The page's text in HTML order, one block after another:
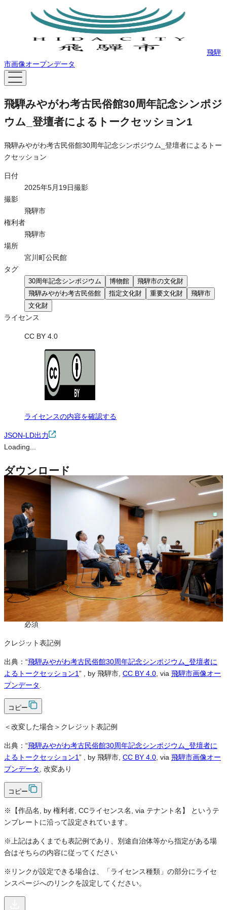
飛騨
市画像オープンデータ
飛騨みやがわ考古民俗館30周年記念シンポジ
ウム_登壇者によるトークセッション1
飛騨みやがわ考古民俗館30周年記念シンポジウム_登壇者によるトー
クセッション
日付
2025年5月19日撮影
撮影
飛騨市
権利者
飛騨市
場所
宮川町公民館
タグ
30周年記念シンポジウム 博物館
飛騨市の文化財
飛騨みやがわ考古民俗館
指定文化財 重要文化財
飛騨市
文化財
ライセンス
CC BY 4.0
ライセンスの内容を確認する
JSON-LD出力
Loading...
ダウンロード
この画像は、営利・非営利を問わずご利用いただけます。トリミン
グ・色変更などの改変も可能です。クレジット表記は必須です。
※本サイトの も適用されます。
営利利用
改変
可
クレジット表記
必須
クレジット表記例
出典：“飛騨みやがわ考古民俗館30周年記念シンポジウム_登壇者に
よるトークセッション1” , by 飛騨市, CC BY 4.0 , via 飛騨市画像オー
プンデータ
コピー
＜改変した場合＞クレジット表記例
出典：“飛騨みやがわ考古民俗館30周年記念シンポジウム_登壇者に
よるトークセッション1” , by 飛騨市, CC BY 4.0 , via 飛騨市画像オー
プンデータ
, 改変あり
コピー
※【作品名, by 権利者, CCライセンス名, via テナント名】 というテ
ンプレートに沿って設定されています。
※上記はあくまでも表記例であり、別途自治体等から指定がある場
合はそちらの内容に従ってください
※リンクが設定できる場合は、「ライセンス種類」の部分にライセ
ンスページへのリンクを設定してください。